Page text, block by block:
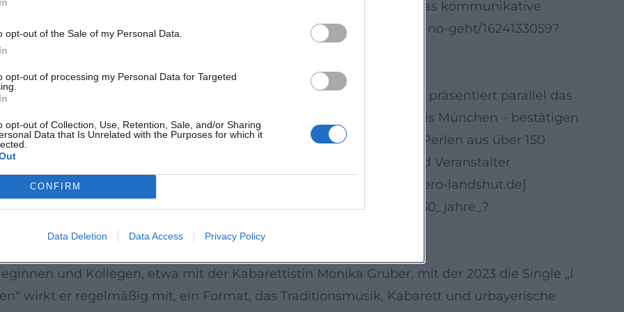
opt-out of the Sale of my Personal Data.
opt-out of processing my Personal Data for Targeted
opt-out of Collection, Use, Retention, Sale, and/or Sharing
Data that Is Unrelated with the Purposes for which it
CONFIRM
Data Deletion Data Access Privacy Policy
Bühnen als auch im großen Saal, wo seine Bühnenpräsenz und das kommunikative
([music.apple.com](https://music.apple.com/za/album/so-langs-no-geht/1624133059?
und Tour-Stationen
tourt er mit „Best of & unbekanntes der letzten 30 Jahre“ und präsentiert parallel das
– von Mauern über Vilsbiburg und Mallersdorf/Pfaffenberg bis München – bestätigen
bekannte Hits, humorige Miniaturen und wiederentdeckte Perlen aus über 150
Werkschau wird. Die Ankündigungen regionaler Kulturhäuser und Veranstalter
Publikumsfavoriten im bayerischen Tour-Kalender. ([konzertbuero-landshut.de]
20251121_roland_hefter__best_of__unbekanntes_der_letzten_30_jahre_?
TV-Formate
und Kollegen, etwa mit der Kabarettistin Monika Gruber, mit der 2023 die Single „I
wirkt er regelmäßig mit, ein Format, das Traditionsmusik, Kabarett und urbayerische